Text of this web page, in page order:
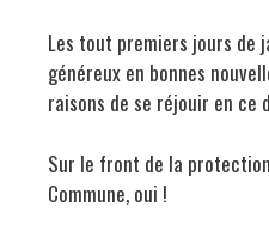
Les tout premiers jours de
généreux en bonnes
raisons de se réjouir en ce
Sur le front de la
Commune, oui !